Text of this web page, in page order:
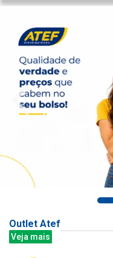
Outlet Atef
Veja mais